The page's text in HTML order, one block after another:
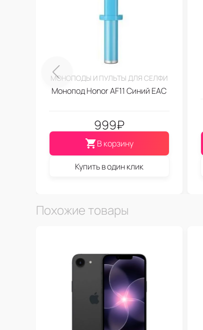
МОНОПОДЫ И ПУЛЬТЫ ДЛЯ СЕЛФИ
Монопод Honor AF11 Синий EAC
999₽
В корзину
Купить в один клик
Похожие товары